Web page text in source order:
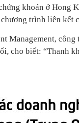
khoán ở Hong
trình liên kết
Management,
cho biết: “Thanh